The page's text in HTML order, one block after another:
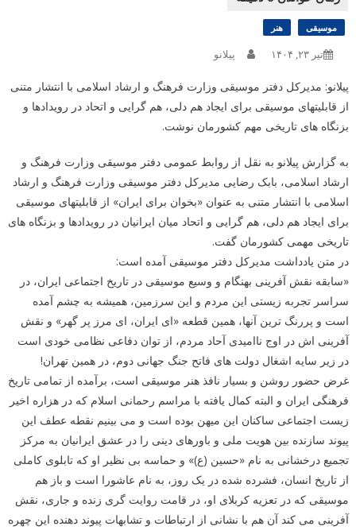
موسیقی هنر
تیر ۲۳, ۱۴۰۴ پیلانو
پیلانو: مدیرکل دفتر موسیقی وزارت فرهنگ و ارشاد اسلامی با انتشار متنی
از قابلیتهای موسیقی برای ایجاد هم دلی، هم گرایی و اتحاد در رویدادها و
بزنگاه های تاریخی مهم کشورمان نوشت.
به گزارش پیلانو به نقل از روابط عمومی دفتر موسیقی وزارت فرهنگ و
ارشاد اسلامی، بابک رضایی مدیرکل دفتر موسیقی وزارت فرهنگ و ارشاد
اسلامی با انتشار متنی به عنوان «بخوان برای ایران» از قابلیتهای موسیقی
برای ایجاد هم دلی، هم گرایی و اتحاد میان ایرانیان در رویدادها و بزنگاه های
تاریخی مهمی کشورمان گفت.
در متن یادداشت مدیرکل دفتر موسیقی آمده است:
«سابقه نقش آفرینی بهنگام و وسیع موسیقی در تاریخ اجتماعی ایران، در
سراسر تجربه زیستی این مردم و این سرزمین، همیشه به چشم آمده
است و پررنگ ترین آنها، همین قطعه «ای ایران، ای مرز پر گهر» و نقش
آفرینی اش در اوج ناامیدی آحاد مردم، از توان دفاعی نظامی خودی است
در زیر سایه اشغال دولت های فاتح جنگ جهانی دوم، در همین تهران!
غرض حضور روشن و بسیار نافذ هنر موسیقی است، برآمده از تمامی تاریخ
فرهنگی ایران و البته کمال یافته با مراسم رحمانی اسلام که در هزاره اخیر
زیست اجتماعی ساکنان این میهن بوده است و می بینیم نقطه عطف این
پیوند سازنده بین هویت ملی و باورهای دینی را در عشق ایرانیان به مرکز
تجمیع درخشانی به نام «حسین (ع)» و حماسه بی نظیر او که تابلوی کاملی
از تاریخ انسان، فشرده شده در یک روز، به نام عاشورا است و باز هم
موسیقی که در تعزیه کربلای او، در قامت روایت گری زنده و جاری، نقش
آفرینی می کند آن هم با نشانی از ارتباطات و تشابهات پیوند دهنده این چهره